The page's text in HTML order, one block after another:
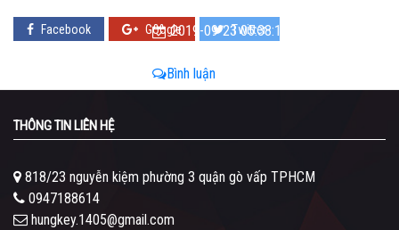
2019-09-23 05:38:10 - 2019-09-23
Bình luận
Facebook Google Twitter
THÔNG TIN LIÊN HỆ
818/23 nguyễn kiệm phường 3 quận gò vấp TPHCM
0947188614
hungkey.1405@gmail.com